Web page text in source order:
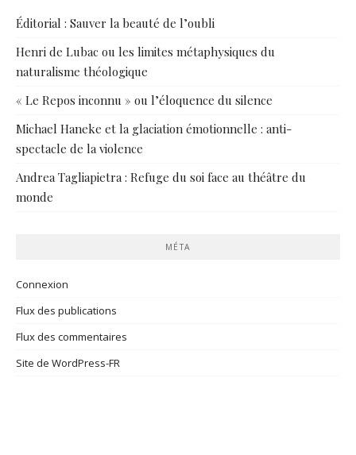
Éditorial : Sauver la beauté de l’oubli
Henri de Lubac ou les limites métaphysiques du
naturalisme théologique
« Le Repos inconnu » ou l’éloquence du silence
Michael Haneke et la glaciation émotionnelle : anti-
spectacle de la violence
Andrea Tagliapietra : Refuge du soi face au théâtre du
monde
MÉTA
Connexion
Flux des publications
Flux des commentaires
Site de WordPress-FR